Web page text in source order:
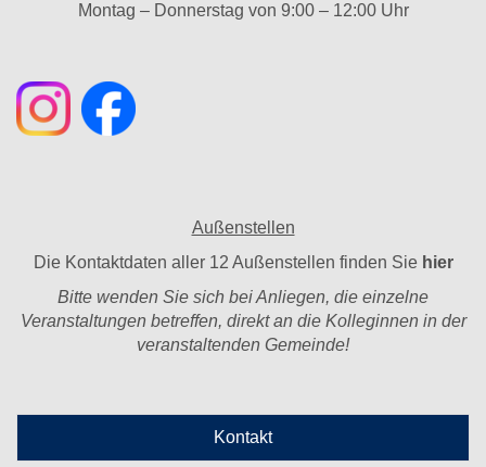
Montag – Donnerstag von 9:00 – 12:00 Uhr
Außenstellen
Die Kontaktdaten aller 12 Außenstellen finden Sie hier
Bitte wenden Sie sich bei Anliegen, die einzelne
Veranstaltungen betreffen, direkt an die Kolleginnen in der
veranstaltenden Gemeinde!
Kontakt